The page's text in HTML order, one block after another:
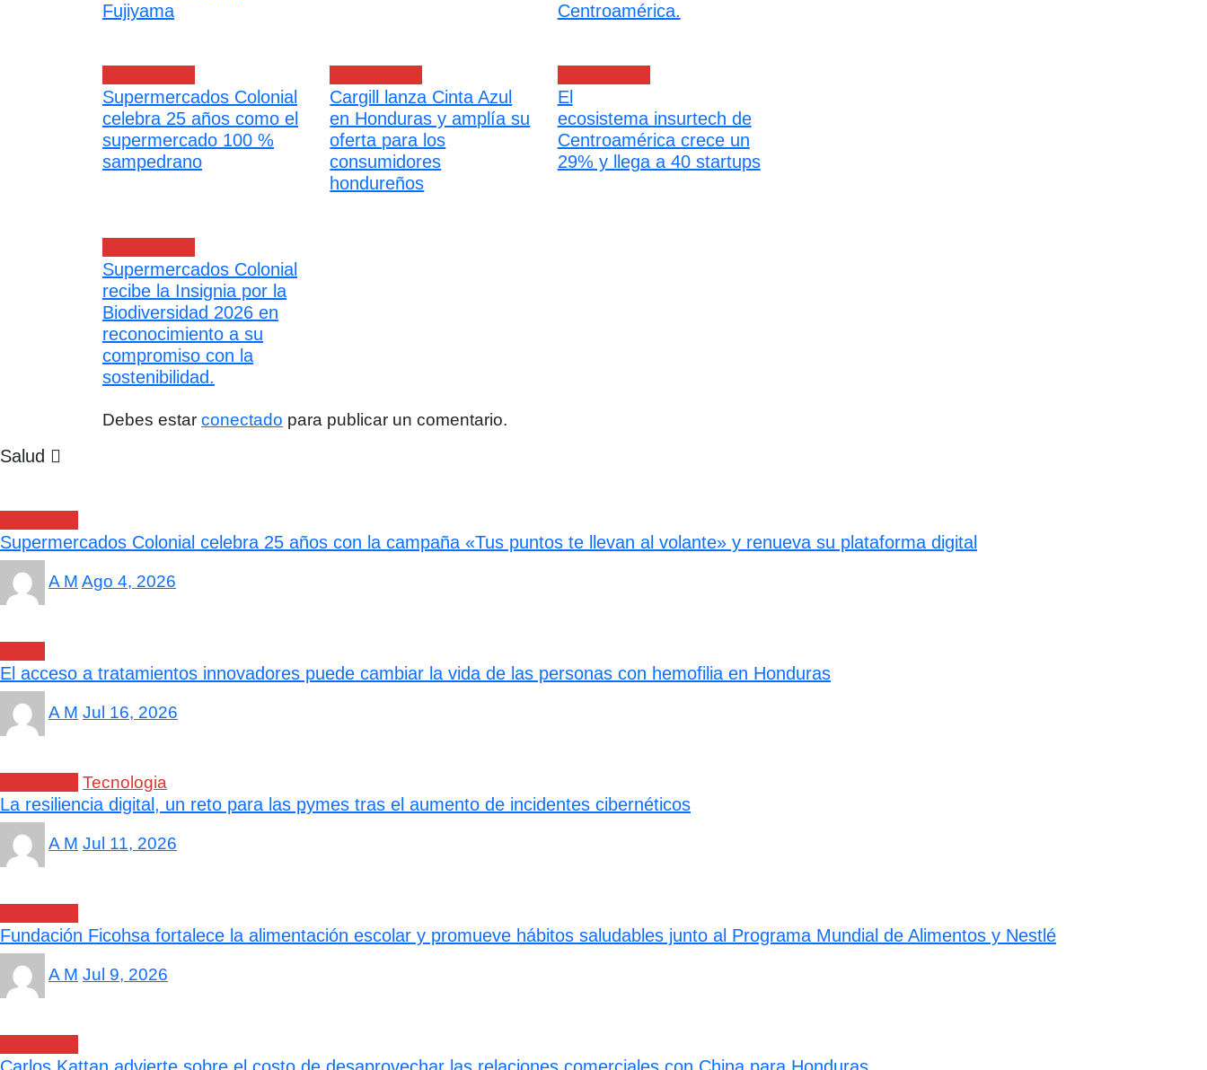
Fujiyama
Centroamérica.
Supermercados Colonial
celebra 25 años como el
supermercado 100 %
sampedrano
Cargill lanza Cinta Azul
en Honduras y amplía su
oferta para los
consumidores
hondureños
El
ecosistema insurtech de
Centroamérica crece un
29% y llega a 40 startups
Supermercados Colonial
recibe la Insignia por la
Biodiversidad 2026 en
reconocimiento a su
compromiso con la
sostenibilidad.
Debes estar conectado para publicar un comentario.
Salud
Supermercados Colonial celebra 25 años con la campaña «Tus puntos te llevan al volante» y renueva su plataforma digital
A M Ago 4, 2026
El acceso a tratamientos innovadores puede cambiar la vida de las personas con hemofilia en Honduras
A M Jul 16, 2026
Tecnologia
La resiliencia digital, un reto para las pymes tras el aumento de incidentes cibernéticos
A M Jul 11, 2026
Fundación Ficohsa fortalece la alimentación escolar y promueve hábitos saludables junto al Programa Mundial de Alimentos y Nestlé
A M Jul 9, 2026